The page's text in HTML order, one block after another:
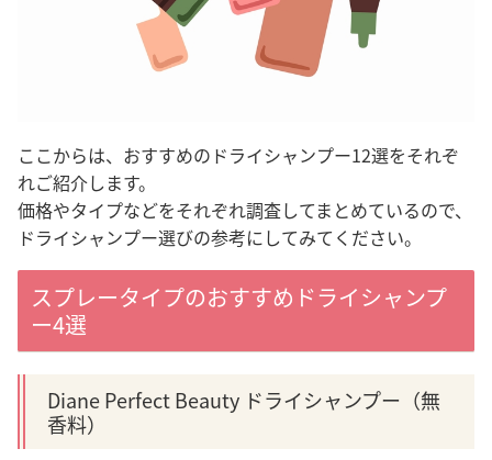
ここからは、おすすめのドライシャンプー12選をそれぞ
れご紹介します。
価格やタイプなどをそれぞれ調査してまとめているので、
ドライシャンプー選びの参考にしてみてください。
スプレータイプのおすすめドライシャンプ
ー4選
Diane Perfect Beauty ドライシャンプー（無
香料）